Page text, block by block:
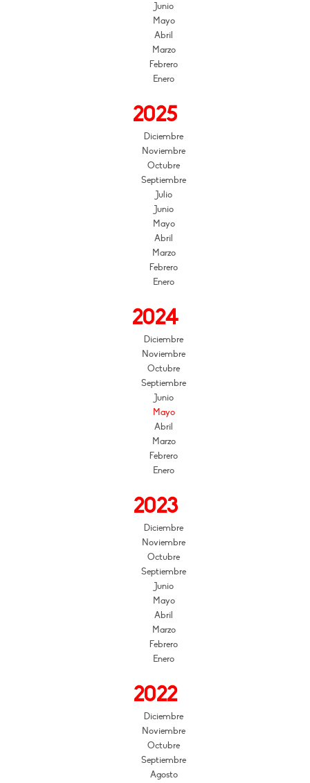
Junio
Mayo
Abril
Marzo
Febrero
Enero
2025
Diciembre
Noviembre
Octubre
Septiembre
Julio
Junio
Mayo
Abril
Marzo
Febrero
Enero
2024
Diciembre
Noviembre
Octubre
Septiembre
Junio
Mayo
Abril
Marzo
Febrero
Enero
2023
Diciembre
Noviembre
Octubre
Septiembre
Junio
Mayo
Abril
Marzo
Febrero
Enero
2022
Diciembre
Noviembre
Octubre
Septiembre
Agosto